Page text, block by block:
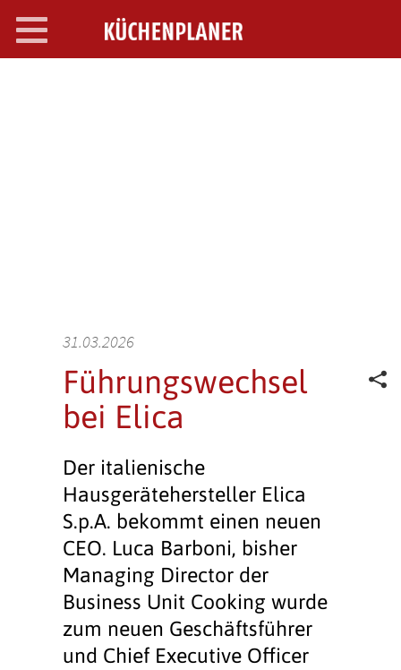
Toggle
navigation
31.03.2026
Führungswechsel
bei Elica
Der italienische
Hausgerätehersteller Elica
S.p.A. bekommt einen neuen
CEO. Luca Barboni, bisher
Managing Director der
Business Unit Cooking wurde
zum neuen Geschäftsführer
und Chief Executive Officer